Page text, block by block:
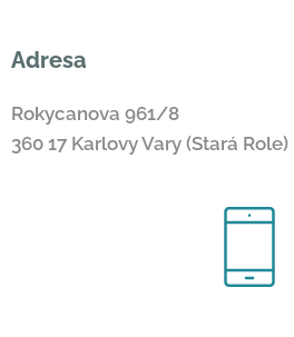
Adresa
Rokycanova 961/8
360 17 Karlovy Vary (Stará Role)